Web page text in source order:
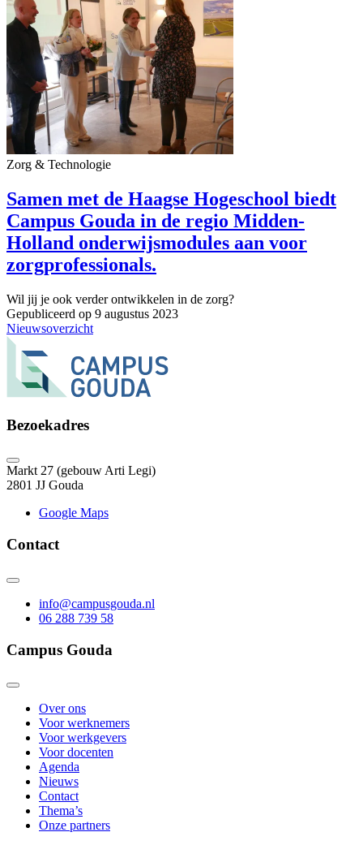
Zorg & Technologie
Samen met de Haagse Hogeschool biedt
Campus Gouda in de regio Midden-
Holland onderwijsmodules aan voor
zorgprofessionals.
Wil jij je ook verder ontwikkelen in de zorg?
Gepubliceerd op 9 augustus 2023
Nieuwsoverzicht
Bezoekadres
Markt 27 (gebouw Arti Legi)
2801 JJ Gouda
Google Maps
Contact
info@campusgouda.nl
06 288 739 58
Campus Gouda
Over ons
Voor werknemers
Voor werkgevers
Voor docenten
Agenda
Nieuws
Contact
Thema’s
Onze partners